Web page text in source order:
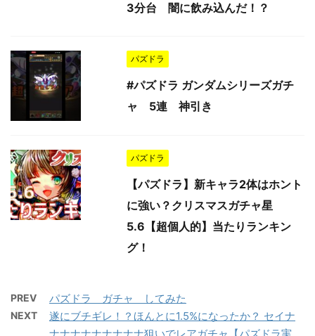
3分台 闇に飲み込んだ！？
パズドラ
#パズドラ ガンダムシリーズガチ
ャ 5連 神引き
パズドラ
【パズドラ】新キャラ2体はホント
に強い？クリスマスガチャ星
5.6【超個人的】当たりランキン
グ！
PREV パズドラ ガチャ してみた
NEXT
遂にブチギレ！？ほんとに1.5%になったか？ セイナ